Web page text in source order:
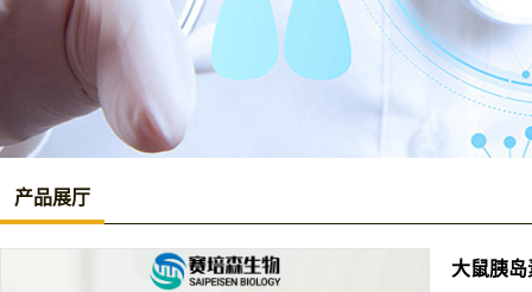
产品展厅
大鼠胰岛